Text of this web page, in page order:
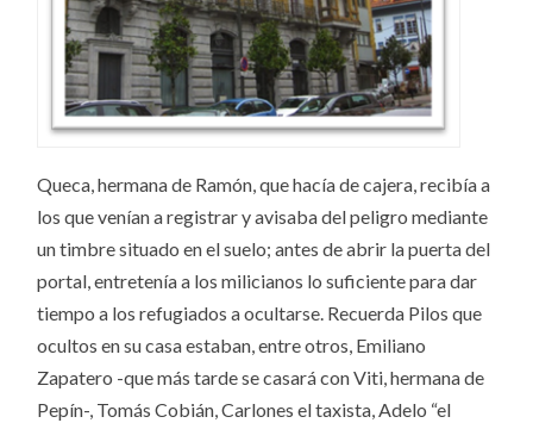
Queca, hermana de Ramón, que hacía de cajera, recibía a
los que venían a registrar y avisaba del peligro mediante
un timbre situado en el suelo; antes de abrir la puerta del
portal, entretenía a los milicianos lo suficiente para dar
tiempo a los refugiados a ocultarse. Recuerda Pilos que
ocultos en su casa estaban, entre otros, Emiliano
Zapatero -que más tarde se casará con Viti, hermana de
Pepín-, Tomás Cobián, Carlones el taxista, Adelo “el